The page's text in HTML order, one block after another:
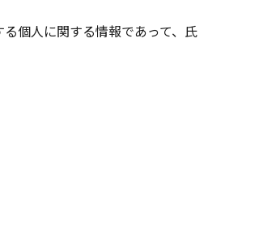
個人に関する情報であって、氏